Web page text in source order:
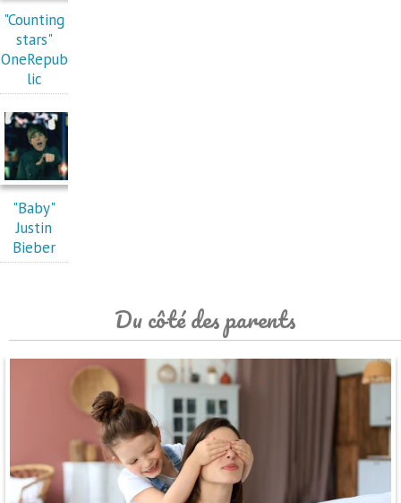
"Counting
stars"
OneRepub
lic
"Baby"
Justin
Bieber
Du côté des parents